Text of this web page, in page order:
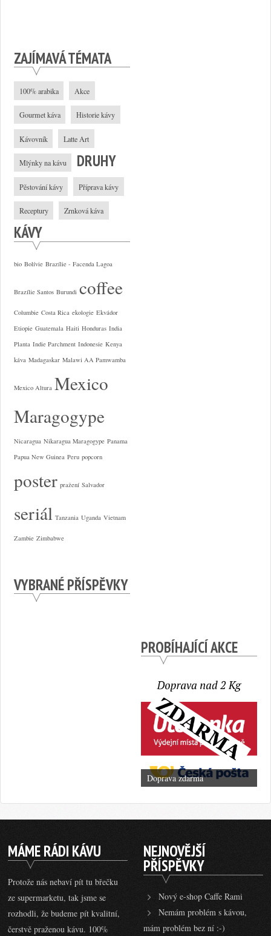
ZAJÍMAVÁ TÉMATA
100% arabika Akce
Gourmet káva Historie kávy
Kávovník Latte Art
Mlýnky na kávu
Pěstování kávy Příprava kávy
Receptury Zrnková káva
DRUHY
KÁVY
bio Bolívie Brazílie - Facenda Lagoa
Brazílie Santos Burundi coffee
Columbie Costa Rica ekologie Ekvádor
Etiopie Guatemala Haiti Honduras India
Planta Indie Parchment Indonesie Kenya
káva Madagaskar Malawi AA Pamwamba
Mexico Altura Mexico
Maragogype
Nicaragua Nikaragua Maragogype Panama
Papua New Guinea Peru popcorn
poster pražení Salvador
seriál Tanzania Uganda Vietnam
Zambie Zimbabwe
VYBRANÉ PŘÍSPĚVKY
PROBÍHAJÍCÍ AKCE
Doprava zdarma
MÁME RÁDI KÁVU
Protože nás nebaví pít tu břečku
ze supermarketu, tak jsme se
rozhodli, že budeme pít kvalitní,
čerstvě praženou kávu. 100%
NEJNOVĚJŠÍ
PŘÍSPĚVKY
Nový e-shop Caffe Rami
Nemám problém s kávou,
mám problém bez ní :-)